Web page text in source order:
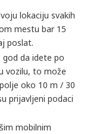
lokaciju svakih
mestu bar 15
poslat.
da idete po
vozilu, to može
oko 10 m / 30
prijavljeni podaci
mobilnim